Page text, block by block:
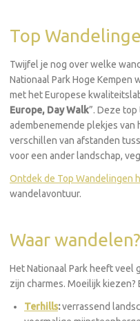
Top
Twijfel je nog over welke
Nationaal Park Hoge
met het Europese
Europe, Day Walk”. Deze
adembenemende plekjes van
verschillen van afstanden
voor een ander landschap,
Ontdek de Top Wandelingen
wandelavontuur.
Waar wandelen?
Het Nationaal Park heeft
zijn charmes. Moeilijk
Terhills:verrassend